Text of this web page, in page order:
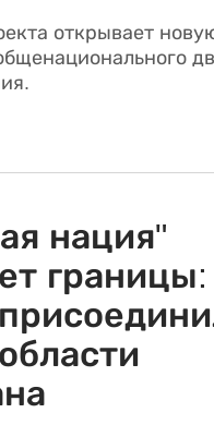
открывает
нация"
границы: